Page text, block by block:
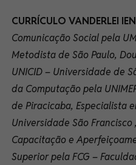
CURRÍCULO VANDERLEI
Comunicação Social pela
Metodista de São Paulo,
UNICID – Universidade de
da Computação pela
de Piracicaba, Especialista
Universidade São Francisco
Capacitação e
Superior pela FCG –